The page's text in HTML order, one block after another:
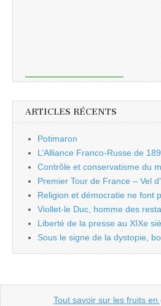
ARTICLES RÉCENTS
Potimaron
L’Alliance Franco-Russe de
Contrôle et conservatisme du
Premier Tour de France – Vel
Religion et démocratie ne font
Viollet-le Duc, homme des
Liberté de la presse au XIXe
Sous le signe de la dystopie,
Tout savoir sur les fruits